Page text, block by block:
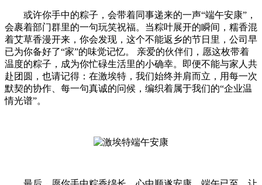
或许你手中的粽子，会带着同事递来的一声“端午安康”，
会裹着部门群里的一句玩笑祝福。当粽叶展开的瞬间，糯香混
着艾草香漫开来，你会发现，这个不能返乡的节日里，公司早
已为你备好了“家”的味觉记忆。 亲爱的伙伴们，愿这枚带着
温度的粽子，成为你忙碌生活里的小确幸。即便不能与家人共
赴团圆，也请记得：在激埃特，我们始终并肩而立，用每一次
默契的协作、每一句真诚的问候，编织着属于我们的“企业温
情光谱”。